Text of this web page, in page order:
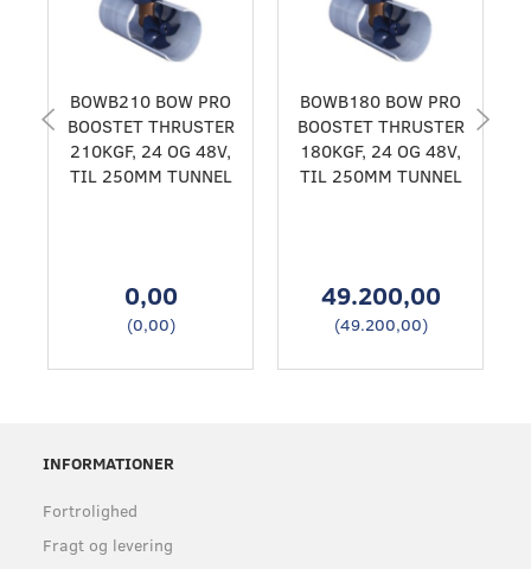
BOWB210 BOW PRO
BOOSTET THRUSTER
210KGF, 24 OG 48V,
TIL 250MM TUNNEL
0,00
(0,00)
BOWB180 BOW PRO
BOOSTET THRUSTER
180KGF, 24 OG 48V,
TIL 250MM TUNNEL
49.200,00
(49.200,00)
INFORMATIONER
Fortrolighed
Fragt og levering